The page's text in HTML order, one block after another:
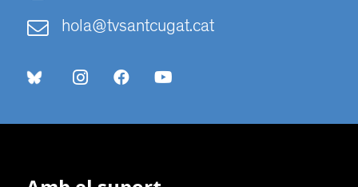
hola@tvsantcugat.cat